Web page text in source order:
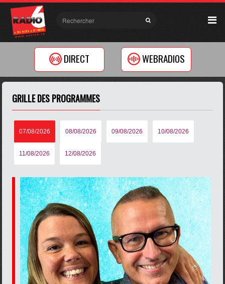
DIRECT WEBRADIOS
GRILLE DES PROGRAMMES
07/08/2026 08/08/2026 09/08/2026 10/08/2026
11/08/2026 12/08/2026